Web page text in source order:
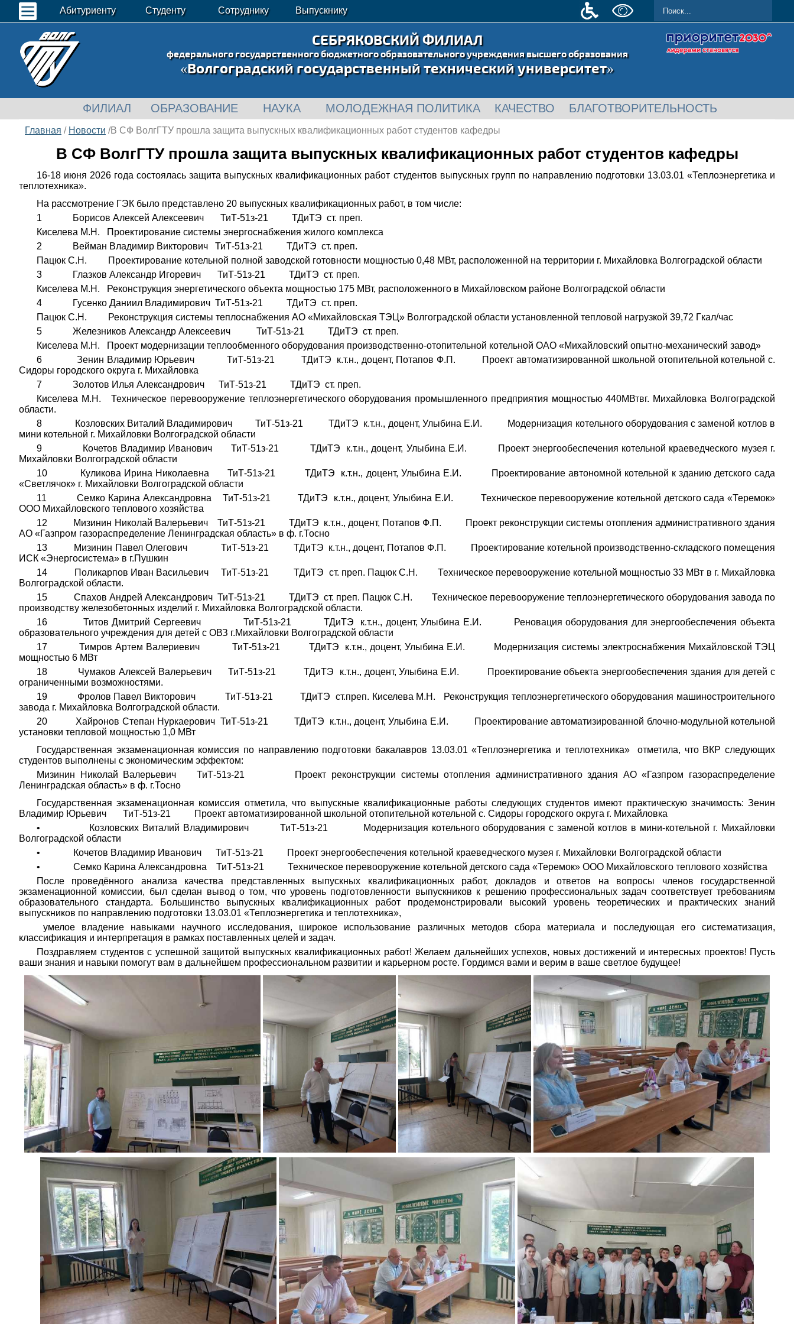
Абитуриенту Студенту Сотруднику Выпускнику
СЕБРЯКОВСКИЙ ФИЛИАЛ
федерального государственного бюджетного образовательного учреждения высшего образования
«Волгоградский государственный технический университет»
ФИЛИАЛ ОБРАЗОВАНИЕ НАУКА МОЛОДЕЖНАЯ ПОЛИТИКА КАЧЕСТВО БЛАГОТВОРИТЕЛЬНОСТЬ
Главная / Новости /В СФ ВолгГТУ прошла защита выпускных квалификационных работ студентов кафедры
В СФ ВолгГТУ прошла защита выпускных квалификационных работ студентов кафедры
16-18 июня 2026 года состоялась защита выпускных квалификационных работ студентов выпускных групп по направлению подготовки 13.03.01 «Теплоэнергетика и
теплотехника».
На рассмотрение ГЭК было представлено 20 выпускных квалификационных работ, в том числе:
1 Борисов Алексей Алексеевич ТиТ-51з-21 ТДиТЭ ст. преп.
Киселева М.Н. Проектирование системы энергоснабжения жилого комплекса
2 Вейман Владимир Викторович ТиТ-51з-21 ТДиТЭ ст. преп.
Пацюк С.Н. Проектирование котельной полной заводской готовности мощностью 0,48 МВт, расположенной на территории г. Михайловка Волгоградской области
3 Глазков Александр Игоревич ТиТ-51з-21 ТДиТЭ ст. преп.
Киселева М.Н. Реконструкция энергетического объекта мощностью 175 МВт, расположенного в Михайловском районе Волгоградской области
4 Гусенко Даниил Владимирович ТиТ-51з-21 ТДиТЭ ст. преп.
Пацюк С.Н. Реконструкция системы теплоснабжения АО «Михайловская ТЭЦ» Волгоградской области установленной тепловой нагрузкой 39,72 Гкал/час
5 Железников Александр Алексеевич ТиТ-51з-21 ТДиТЭ ст. преп.
Киселева М.Н. Проект модернизации теплообменного оборудования производственно-отопительной котельной ОАО «Михайловский опытно-механический завод»
6 Зенин Владимир Юрьевич ТиТ-51з-21 ТДиТЭ к.т.н., доцент, Потапов Ф.П. Проект автоматизированной школьной отопительной котельной с.
Сидоры городского округа г. Михайловка
7 Золотов Илья Александрович ТиТ-51з-21 ТДиТЭ ст. преп.
Киселева М.Н. Техническое перевооружение теплоэнергетического оборудования промышленного предприятия мощностью 440МВтвг. Михайловка Волгоградской
области.
8 Козловских Виталий Владимирович ТиТ-51з-21 ТДиТЭ к.т.н., доцент, Улыбина Е.И. Модернизация котельного оборудования с заменой котлов в
мини котельной г. Михайловки Волгоградской области
9 Кочетов Владимир Иванович ТиТ-51з-21 ТДиТЭ к.т.н., доцент, Улыбина Е.И. Проект энергообеспечения котельной краеведческого музея г.
Михайловки Волгоградской области
10 Куликова Ирина Николаевна ТиТ-51з-21 ТДиТЭ к.т.н., доцент, Улыбина Е.И. Проектирование автономной котельной к зданию детского сада
«Светлячок» г. Михайловки Волгоградской области
11 Семко Карина Александровна ТиТ-51з-21 ТДиТЭ к.т.н., доцент, Улыбина Е.И. Техническое перевооружение котельной детского сада «Теремок»
ООО Михайловского теплового хозяйства
12 Мизинин Николай Валерьевич ТиТ-51з-21 ТДиТЭ к.т.н., доцент, Потапов Ф.П. Проект реконструкции системы отопления административного здания
АО «Газпром газораспределение Ленинградская область» в ф. г.Тосно
13 Мизинин Павел Олегович ТиТ-51з-21 ТДиТЭ к.т.н., доцент, Потапов Ф.П. Проектирование котельной производственно-складского помещения
ИСК «Энергосистема» в г.Пушкин
14 Поликарпов Иван Васильевич ТиТ-51з-21 ТДиТЭ ст. преп. Пацюк С.Н. Техническое перевооружение котельной мощностью 33 МВт в г. Михайловка
Волгоградской области.
15 Спахов Андрей Александрович ТиТ-51з-21 ТДиТЭ ст. преп. Пацюк С.Н. Техническое перевооружение теплоэнергетического оборудования завода по
производству железобетонных изделий г. Михайловка Волгоградской области.
16 Титов Дмитрий Сергеевич ТиТ-51з-21 ТДиТЭ к.т.н., доцент, Улыбина Е.И. Реновация оборудования для энергообеспечения объекта
образовательного учреждения для детей с ОВЗ г.Михайловки Волгоградской области
17 Тимров Артем Валериевич ТиТ-51з-21 ТДиТЭ к.т.н., доцент, Улыбина Е.И. Модернизация системы электроснабжения Михайловской ТЭЦ
мощностью 6 МВт
18 Чумаков Алексей Валерьевич ТиТ-51з-21 ТДиТЭ к.т.н., доцент, Улыбина Е.И. Проектирование объекта энергообеспечения здания для детей с
ограниченными возможностями.
19 Фролов Павел Викторович ТиТ-51з-21 ТДиТЭ ст.преп. Киселева М.Н. Реконструкция теплоэнергетического оборудования машиностроительного
завода г. Михайловка Волгоградской области.
20 Хайронов Степан Нуркаерович ТиТ-51з-21 ТДиТЭ к.т.н., доцент, Улыбина Е.И. Проектирование автоматизированной блочно-модульной котельной
установки тепловой мощностью 1,0 МВт
Государственная экзаменационная комиссия по направлению подготовки бакалавров 13.03.01 «Теплоэнергетика и теплотехника» отметила, что ВКР следующих
студентов выполнены с экономическим эффектом:
Мизинин Николай Валерьевич ТиТ-51з-21 Проект реконструкции системы отопления административного здания АО «Газпром газораспределение
Ленинградская область» в ф. г.Тосно
Государственная экзаменационная комиссия отметила, что выпускные квалификационные работы следующих студентов имеют практическую значимость: Зенин
Владимир Юрьевич ТиТ-51з-21 Проект автоматизированной школьной отопительной котельной с. Сидоры городского округа г. Михайловка
• Козловских Виталий Владимирович ТиТ-51з-21 Модернизация котельного оборудования с заменой котлов в мини-котельной г. Михайловки
Волгоградской области
• Кочетов Владимир Иванович ТиТ-51з-21 Проект энергообеспечения котельной краеведческого музея г. Михайловки Волгоградской области
• Семко Карина Александровна ТиТ-51з-21 Техническое перевооружение котельной детского сада «Теремок» ООО Михайловского теплового хозяйства
После проведённого анализа качества представленных выпускных квалификационных работ, докладов и ответов на вопросы членов государственной
экзаменационной комиссии, был сделан вывод о том, что уровень подготовленности выпускников к решению профессиональных задач соответствует требованиям
образовательного стандарта. Большинство выпускных квалификационных работ продемонстрировали высокий уровень теоретических и практических знаний
выпускников по направлению подготовки 13.03.01 «Теплоэнергетика и теплотехника»,
умелое владение навыками научного исследования, широкое использование различных методов сбора материала и последующая его систематизация,
классификация и интерпретация в рамках поставленных целей и задач.
Поздравляем студентов с успешной защитой выпускных квалификационных работ! Желаем дальнейших успехов, новых достижений и интересных проектов! Пусть
ваши знания и навыки помогут вам в дальнейшем профессиональном развитии и карьерном росте. Гордимся вами и верим в ваше светлое будущее!